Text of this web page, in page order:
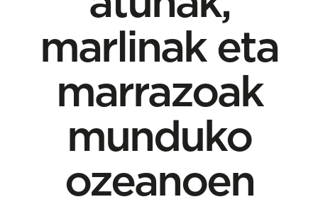
marlinak eta
marrazoak
munduko
ozeanoen